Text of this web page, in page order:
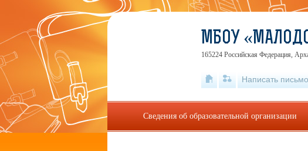
МБОУ
165224 Российская Федерация,
Написать письмо
Сведения об образовательной организации